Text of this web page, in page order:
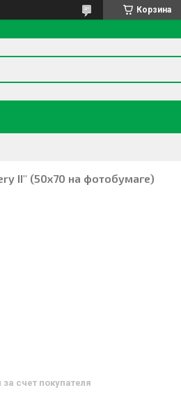
Корзина
II" (50х70 на фотобумаге)
за счет покупателя